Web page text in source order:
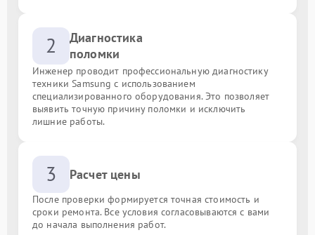
2
Диагностика
поломки
Инженер проводит профессиональную диагностику
техники Samsung с использованием
специализированного оборудования. Это позволяет
выявить точную причину поломки и исключить
лишние работы.
3 Расчет цены
После проверки формируется точная стоимость и
сроки ремонта. Все условия согласовываются с вами
до начала выполнения работ.